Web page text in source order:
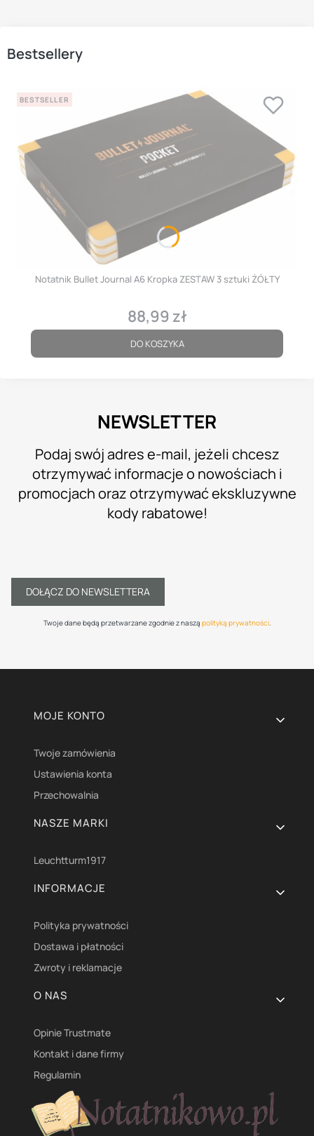
Bestsellery
BESTSELLER
Notatnik Bullet Journal A6 Kropka ZESTAW 3 sztuki ŻÓŁTY
Cena
88,99 zł
DO KOSZYKA
NEWSLETTER
Podaj swój adres e-mail, jeżeli chcesz
otrzymywać informacje o nowościach i
promocjach oraz otrzymywać ekskluzywne
kody rabatowe!
DOŁĄCZ DO NEWSLETTERA
Twoje dane będą przetwarzane zgodnie z naszą polityką prywatności.
Linki w stopce
MOJE KONTO
Twoje zamówienia
Ustawienia konta
Przechowalnia
NASZE MARKI
Leuchtturm1917
INFORMACJE
Polityka prywatności
Dostawa i płatności
Zwroty i reklamacje
O NAS
Opinie Trustmate
Kontakt i dane firmy
Regulamin